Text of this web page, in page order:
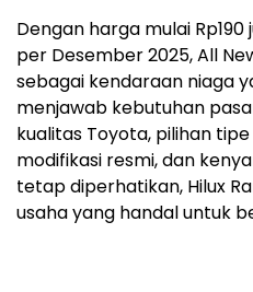
Dengan harga mulai
per Desember 2025, All
sebagai kendaraan niaga
menjawab kebutuhan
kualitas Toyota, pilihan
modifikasi resmi, dan
tetap diperhatikan, Hilux
usaha yang handal untuk